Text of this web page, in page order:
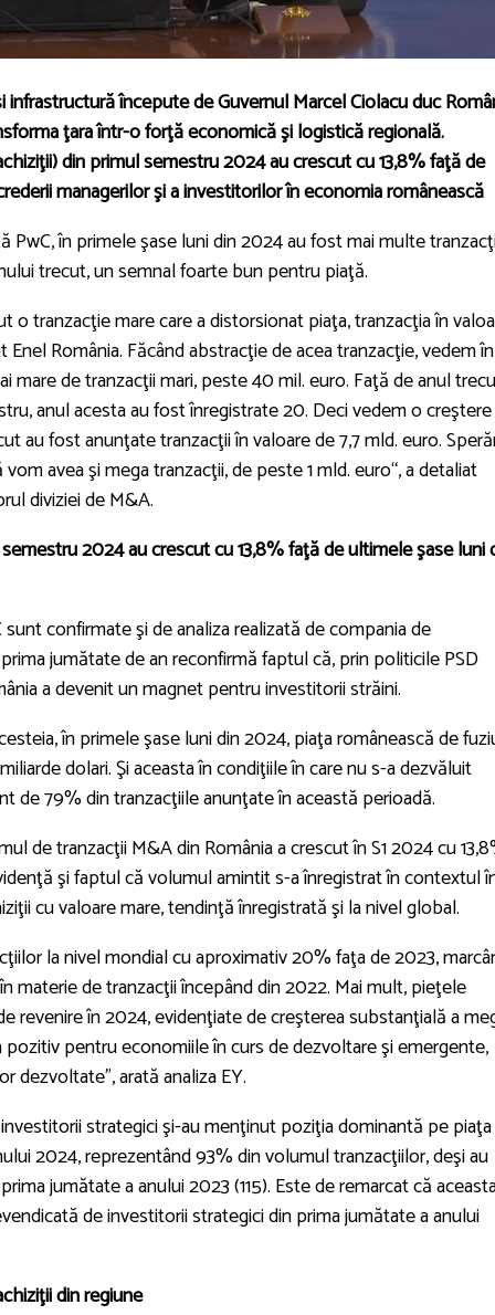
începute de Guvernul Marcel Ciolacu duc
ţara într-o forţă economică şi logistică regională.
din primul semestru 2024 au crescut cu 13,8% faţă de
managerilor şi a investitorilor în economia românească
în primele şase luni din 2024 au fost mai multe
trecut, un semnal foarte bun pentru piaţă.
o tranzacţie mare care a distorsionat piaţa, tranzacţia în
Enel România. Făcând abstracţie de acea tranzacţie, vedem în
mare de tranzacţii mari, peste 40 mil. euro. Faţă de anul
anul acesta au fost înregistrate 20. Deci vedem o
au fost anun­ţate tranzacţii în valoare de 7,7 mld. euro.
avea şi mega tranzacţii, de peste 1 mld. euro“, a detaliat
diviziei de M&A.
2024 au crescut cu 13,8% faţă de ultimele şase luni
confirmate şi de analiza realizată de compania de
jumătate de an reconfirmă faptul că, prin politicile PSD
a devenit un magnet pentru investitorii străini.
în primele şase luni din 2024, piaţa românească de
dolari. Şi aceasta în condiţiile în care nu s-a dezvăluit
de 79% din tranzacţiile anunţate în această perioadă.
de tranzacţii M&A din România a crescut în S1 2024 cu
şi faptul că volumul amintit s-a înregistrat în contextul
cu valoare mare, tendinţă înregistrată şi la nivel global.
la nivel mondial cu aproximativ 20% faţa de 2023,
materie de tranzacţii începând din 2022. Mai mult, pieţele
revenire în 2024, evidenţiate de creşterea substanţială a
pentru economiile în curs de dezvoltare şi emergente,
dezvoltate”, arată analiza EY.
strategici şi-au menţinut poziţia dominantă pe
2024, reprezentând 93% din volumul tranzacţiilor, deşi au
jumătate a anului 2023 (115). Este de remarcat că
de investitorii strategici din prima jumătate a anului
din regiune